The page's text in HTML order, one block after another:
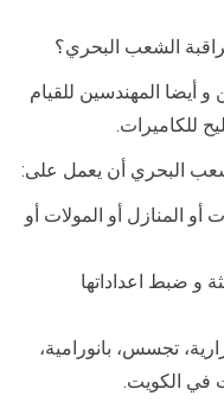
الشعب البحري؟
أيضا المهندسين للقيام
للكاميرات.
البحري أن يعمل على:
المنازل أو المولات أو
و ضبط اعداداتها
تجسس، بانورامية،
في الكويت.